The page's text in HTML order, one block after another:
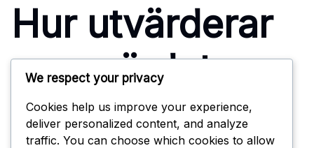
Hur utvärderar
man värdet av
Battle Pass?
We respect your privacy
Cookies help us improve your experience,
deliver personalized content, and analyze
traffic. You can choose which cookies to allow